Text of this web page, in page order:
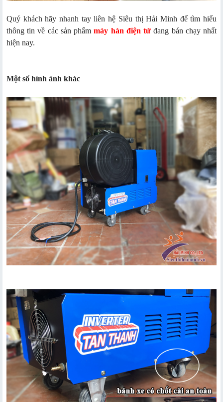
Quý khách hãy nhanh tay liên hệ Siêu thị Hải Minh để tìm hiểu
thông tin về các sản phẩmmáy hàn điện tử đang bán chạy nhất
hiện nay.
Một số hình ảnh khác